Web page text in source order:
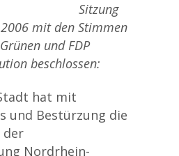
Sitzung
mit den Stimmen
und FDP
beschlossen:
hat mit
und Bestürzung die
der
Nordrhein-